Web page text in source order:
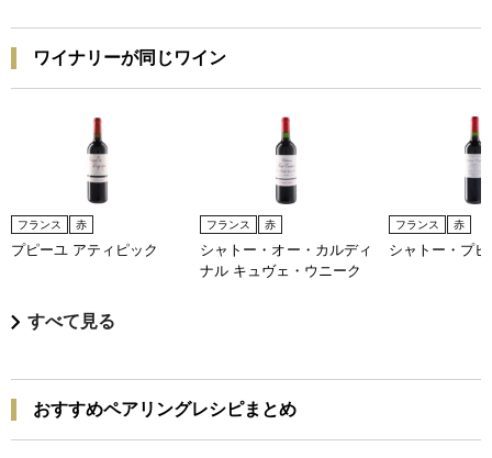
ワイナリーが同じワイン
フランス 赤
プピーユ アティピック
フランス 赤
シャトー・オー・カルディ
ナル キュヴェ・ウニーク
フランス 赤
シャトー・プピ
すべて見る
おすすめペアリングレシピまとめ